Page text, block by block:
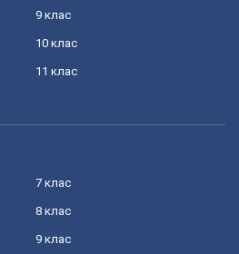
9 клас
10 клас
11 клас
7 клас
8 клас
9 клас